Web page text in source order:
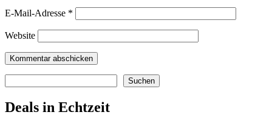
E-Mail-Adresse *
Website
Suchen
Deals in Echtzeit